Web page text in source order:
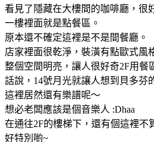
看見了隱藏在大樓間的咖啡廳，很
一樓裡面就是點餐區。
原本還不確定這裡是不是間餐廳。
店家裡面很乾淨，裝潢有點歐式風
整個空間明亮，讓人很好奇2F用餐
話說，14號月光就讓人想到貝多芬
這裡居然還有樂譜呢～
想必老闆應該是個音樂人 :Dhaa
在通往2F的樓梯下，還有個這裡不
好特別喲~